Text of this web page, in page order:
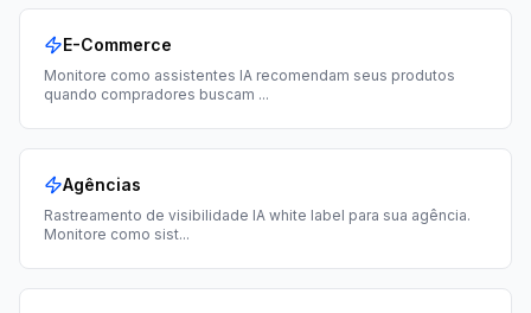
E-Commerce
Monitore como assistentes IA recomendam seus produtos
quando compradores buscam ...
Agências
Rastreamento de visibilidade IA white label para sua agência.
Monitore como sist...